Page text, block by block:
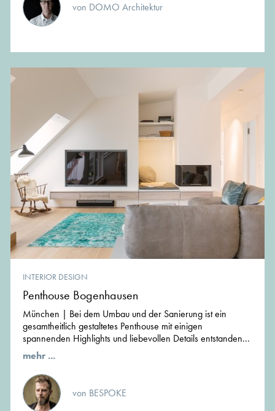
von DOMO Architektur
INTERIOR DESIGN
Penthouse Bogenhausen
München | Bei dem Umbau und der Sanierung ist ein
gesamtheitlich gestaltetes Penthouse mit einigen
spannenden Highlights und liebevollen Details entstanden...
mehr ...
von BESPOKE